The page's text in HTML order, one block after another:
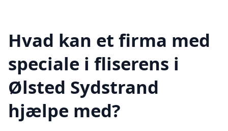
Hvad kan et firma med
speciale i fliserens i
Ølsted Sydstrand
hjælpe med?